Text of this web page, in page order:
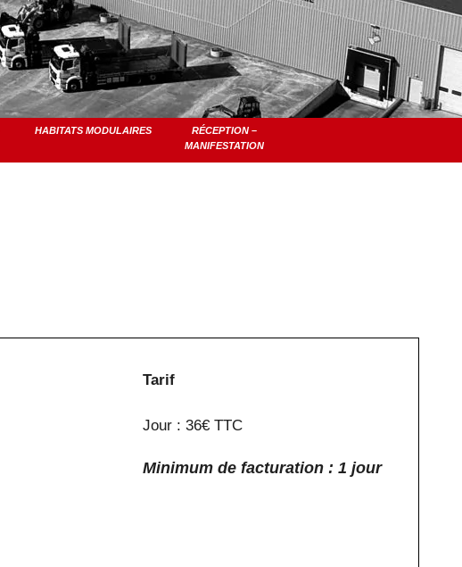
HABITATS MODULAIRES
RÉCEPTION –
MANIFESTATION
Tarif
Jour : 36€ TTC
Minimum de facturation : 1 jour